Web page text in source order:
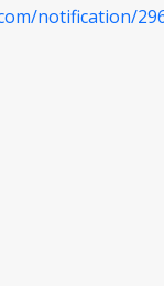
notification/